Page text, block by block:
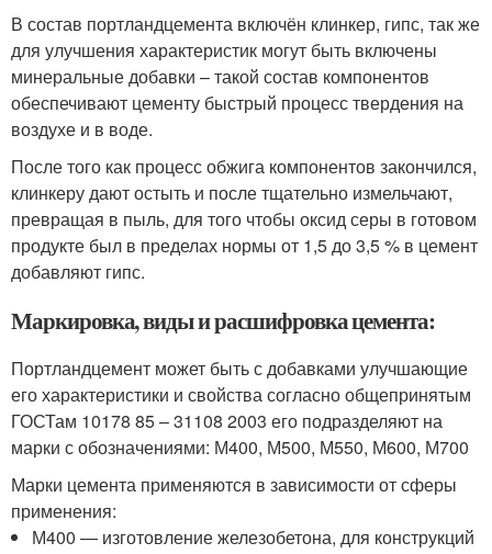
В состав портландцемента включён клинкер, гипс, так же
для улучшения характеристик могут быть включены
минеральные добавки – такой состав компонентов
обеспечивают цементу быстрый процесс твердения на
воздухе и в воде.
После того как процесс обжига компонентов закончился,
клинкеру дают остыть и после тщательно измельчают,
превращая в пыль, для того чтобы оксид серы в готовом
продукте был в пределах нормы от 1,5 до 3,5 % в цемент
добавляют гипс.
Маркировка, виды и расшифровка цемента:
Портландцемент может быть с добавками улучшающие
его характеристики и свойства согласно общепринятым
ГОСТам 10178 85 – 31108 2003 его подразделяют на
марки с обозначениями: М400, М500, М550, М600, М700
Марки цемента применяются в зависимости от сферы
применения:
М400 — изготовление железобетона, для конструкций